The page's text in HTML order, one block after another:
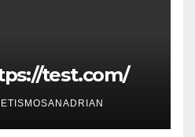
test.com/